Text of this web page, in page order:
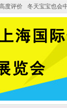
度评价 冬天宝宝也会
。”
妇幼广场 免租了！